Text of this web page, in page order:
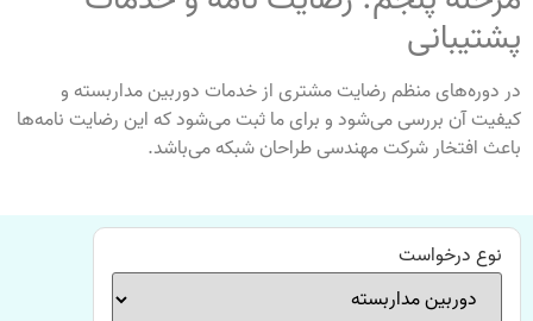
پشتیبانی
در دوره‌های منظم رضایت مشتری از خدمات دوربین مداربسته و
کیفیت آن بررسی می‌شود و برای ما ثبت می‌شود که این رضایت نامه‌ها
باعث افتخار شرکت مهندسی طراحان شبکه می‌باشد.
نوع درخواست